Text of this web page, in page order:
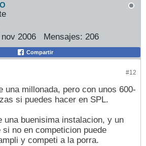
nov 2006 Mensajes: 206
Compartir
#12
una millonada, pero con unos 600-
si puedes hacer en SPL.
una buenisima instalacion, y un
si no en competicion puede
y competi a la porra.